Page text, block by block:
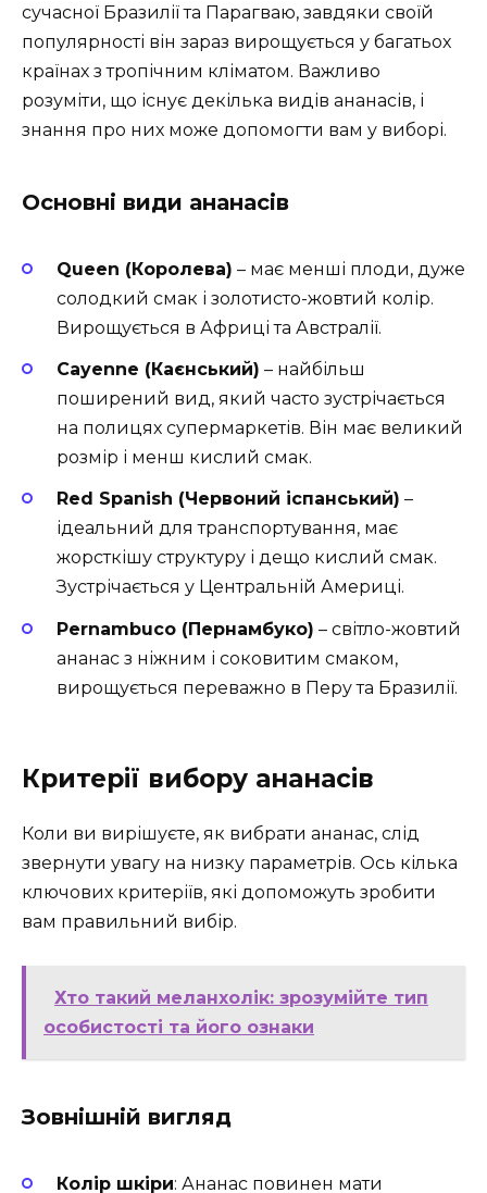
сучасної Бразилії та Парагваю, завдяки своїй
популярності він зараз вирощується у багатьох
країнах з тропічним кліматом. Важливо
розуміти, що існує декілька видів ананасів, і
знання про них може допомогти вам у виборі.
Основні види ананасів
Queen (Королева) – має менші плоди, дуже
солодкий смак і золотисто-жовтий колір.
Вирощується в Африці та Австралії.
Cayenne (Каєнський) – найбільш
поширений вид, який часто зустрічається
на полицях супермаркетів. Він має великий
розмір і менш кислий смак.
Red Spanish (Червоний іспанський) –
ідеальний для транспортування, має
жорсткішу структуру і дещо кислий смак.
Зустрічається у Центральній Америці.
Pernambuco (Пернамбуко) – світло-жовтий
ананас з ніжним і соковитим смаком,
вирощується переважно в Перу та Бразилії.
Критерії вибору ананасів
Коли ви вирішуєте, як вибрати ананас, слід
звернути увагу на низку параметрів. Ось кілька
ключових критеріїв, які допоможуть зробити
вам правильний вибір.
Хто такий меланхолік: зрозумійте тип
особистості та його ознаки
Зовнішній вигляд
Колір шкіри: Ананас повинен мати